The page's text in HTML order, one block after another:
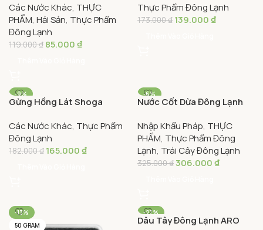
Các Nước Khác, THỰC
PHẨM, Hải Sản, Thực Phẩm
Đông Lạnh
119.000₫ 85.000₫
Frozen Physalis
Havafoodies
Thực Phẩm Đông Lạnh
173.000₫ 139.000₫
-9%
Gừng Hồng Lát Shoga
Pink Pickled Ginger Slices
(Gari)
Các Nước Khác, Thực Phẩm
Đông Lạnh
182.000₫ 165.000₫
-6%
Nước Cốt Dừa Đông Lạnh
Coconut Puree
Nhập Khẩu Pháp, THỰC
PHẨM, Thực Phẩm Đông
Lạnh, Trái Cây Đông Lạnh
325.000₫306.000₫
-13%
50 GRAM
-27%
Dâu Tây Đông Lạnh ARO